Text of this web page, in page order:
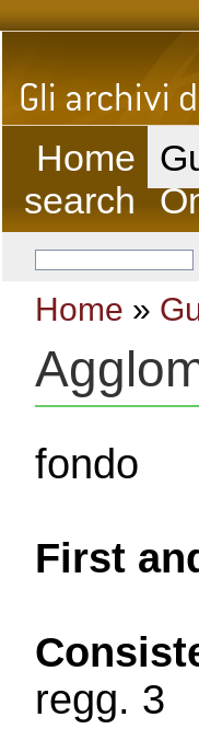
Home
search
Home »
fondo
First
regg. 3